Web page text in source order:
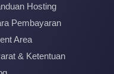
Hosting
Pembayaran
Area
& Ketentuan